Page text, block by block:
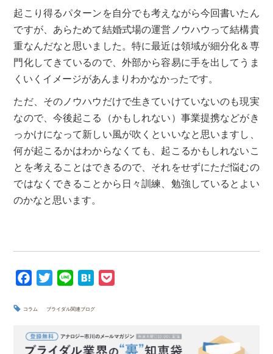
起こり得るパターンを自分でも考えながら今回書いたん
ですが、あらためて結婚式場の運営ノウハウって結構貴
重なんだなと思いました。特に最近は領域が細分化＆専
門化してきているので、外部から容易に手を出してうま
くいくイメージがあんまりわかなかったです。
ただ、そのノウハウだけで生きていけていないのも現実
なので、今後起こる（かもしれない）事業提携などがき
っかけになって新しい風が吹くといいなと思いますし、
何が起こるかはわからなくても、起こるかもしれないこ
とを考えることはできるので、それをせずにただ悩むの
ではなくできることから日々訓練、勉強しているとよい
のかなと思います。
c
b
i
t
n
H
t
n
e
コラム ブライダル関連ブログ